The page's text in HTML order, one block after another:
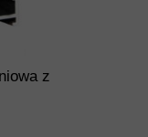
z